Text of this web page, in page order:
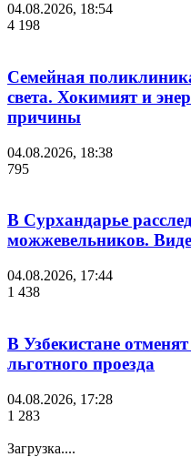
04.08.2026, 18:54
4 198
Семейная
света. Хокимият и
причины
04.08.2026, 18:38
795
В Сурхандарье
можжевельников.
04.08.2026, 17:44
1 438
В Узбекистане
льготного проезда
04.08.2026, 17:28
1 283
Загрузка....